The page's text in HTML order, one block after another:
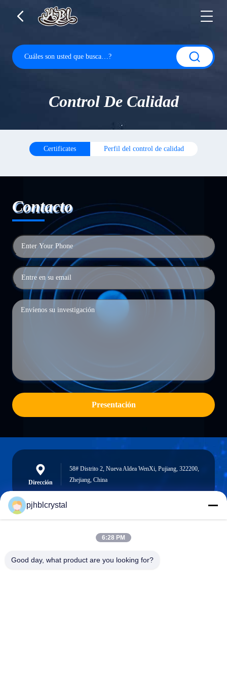
Control De Calidad
Certificates Perfil del control de calidad
Contacto
Presentación
Dirección
58# Distrito 2, Nueva Aldea WenXi, Pujiang, 322200,
Zhejiang, China
jinhuacz@126.com
pjhblcrystal
6:28 PM
Good day, what product are you looking for?